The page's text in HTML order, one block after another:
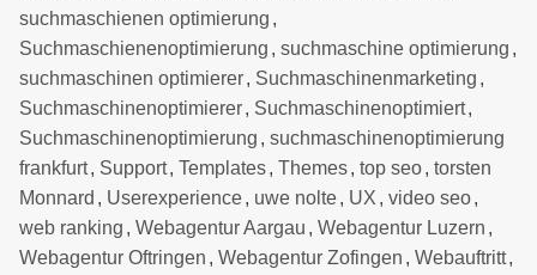
suchmaschienen optimierung ,
Suchmaschienenoptimierung , suchmaschine optimierung ,
suchmaschinen optimierer, Suchmaschinenmarketing ,
Suchmaschinenoptimierer, Suchmaschinenoptimiert,
Suchmaschinenoptimierung , suchmaschinenoptimierung
frankfurt, Support, Templates, Themes, top seo, torsten
Monnard , Userexperience, uwe nolte, UX , video seo,
web ranking , Webagentur Aargau , Webagentur Luzern ,
Webagentur Oftringen , Webagentur Zofingen , Webauftritt,